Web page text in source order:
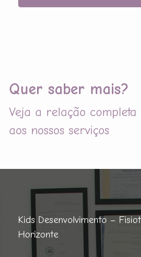
Quer saber mais?
Veja a relação
aos nossos serviços
Kids Desenvolvimento –
Horizonte